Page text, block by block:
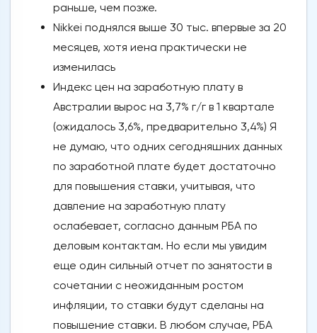
раньше, чем позже.
Nikkei поднялся выше 30 тыс. впервые за 20
месяцев, хотя иена практически не
изменилась
Индекс цен на заработную плату в
Австралии вырос на 3,7% г/г в 1 квартале
(ожидалось 3,6%, предварительно 3,4%) Я
не думаю, что одних сегодняшних данных
по заработной плате будет достаточно
для повышения ставки, учитывая, что
давление на заработную плату
ослабевает, согласно данным РБА по
деловым контактам. Но если мы увидим
еще один сильный отчет по занятости в
сочетании с неожиданным ростом
инфляции, то ставки будут сделаны на
повышение ставки. В любом случае, РБА